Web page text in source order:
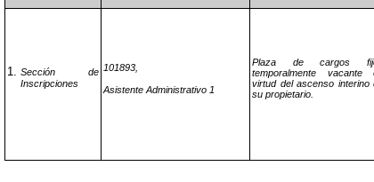
Sección de
Inscripciones
101893,
Asistente Administrativo 1
Plaza de cargos
temporalmente vacante
virtud del ascenso interino
su propietario.